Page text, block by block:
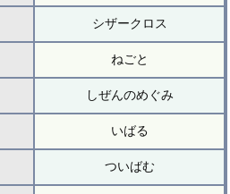
シザークロス
ねごと
しぜんのめぐみ
いばる
ついばむ